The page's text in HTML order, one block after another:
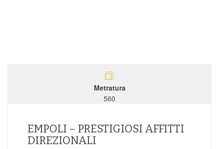
Metratura
560
EMPOLI – PRESTIGIOSI AFFITTI
DIREZIONALI